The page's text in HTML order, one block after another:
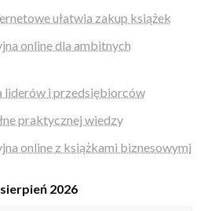
ułatwia zakup książek
online dla ambitnych
liderów i przedsiębiorców
praktycznej wiedzy
online z książkami biznesowymi
sierpień 2026